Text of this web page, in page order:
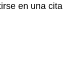
en una cita